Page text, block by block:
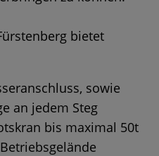
bietet
sowie
an jedem Steg
bis maximal 50t